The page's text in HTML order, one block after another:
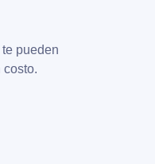
pueden